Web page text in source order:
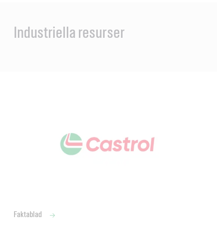
Industriella resurser
Faktablad